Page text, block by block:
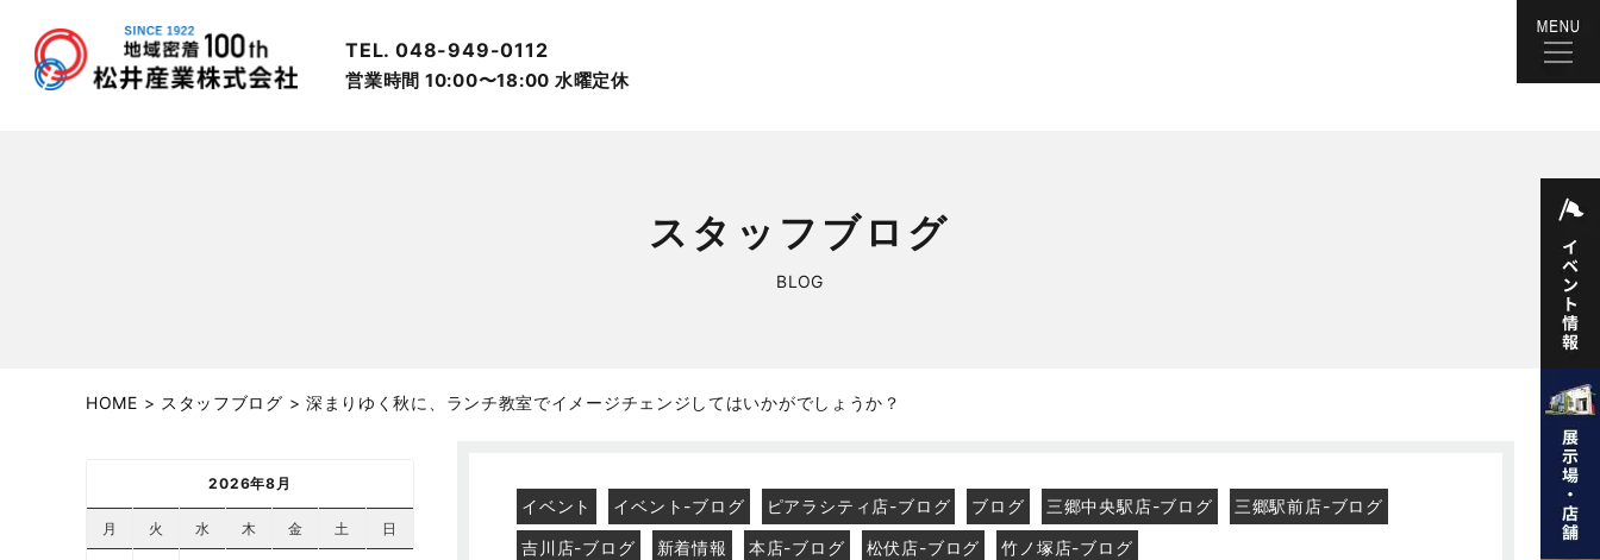
TEL. 048-949-0112
営業時間 10:00〜18:00 ⽔曜定休
BLOG
スタッフブログ
HOME > スタッフブログ > 深まりゆく秋に、ランチ教室でイメージチェンジしてはいかがでしょうか？
イベント イベント-ブログ ピアラシティ店-ブログ ブログ 三郷中央駅店-ブログ 三郷駅前店-ブログ
吉川店-ブログ 新着情報 本店-ブログ 松伏店-ブログ 竹ノ塚店-ブログ
2026年8月
月 火 水 木 金 土 日